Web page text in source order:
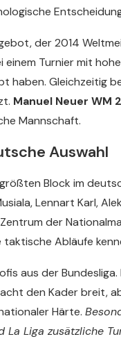
der 2014
einem Turnier mit
haben. Gleichzeitig
Manuel Neuer WM
Mannschaft.
Auswahl
Block im
Lennart Karl,
der
Abläufe
aus der
den Kader breit,
Härte.
Liga zusätzliche